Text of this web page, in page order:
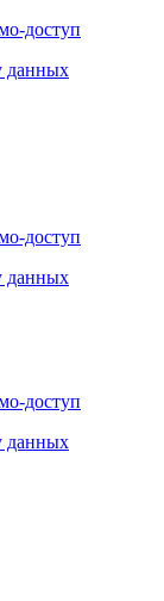
доступ
данных
доступ
данных
доступ
данных